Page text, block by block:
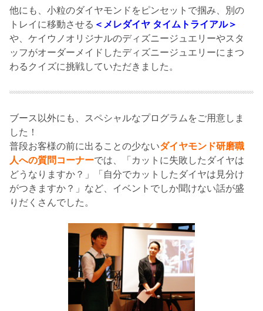
他にも、小粒のダイヤモンドをピンセットで掴み、別の
トレイに移動させる ＜メレダイヤ タイムトライアル＞
や、ケイウノオリジナルのディズニージュエリーやスタ
ッフがオーダーメイドしたディズニージュエリーにまつ
わるクイズに挑戦していただきました。
ブース以外にも、スペシャルなプログラムをご用意しま
した！
普段お客様の前に出ることの少ないダイヤモンド研磨職
人への質問コーナーでは、「カットに失敗したダイヤは
どうなりますか？」「自分でカットしたダイヤは見分け
がつきますか？」など、イベントでしか聞けない話が盛
りだくさんでした。